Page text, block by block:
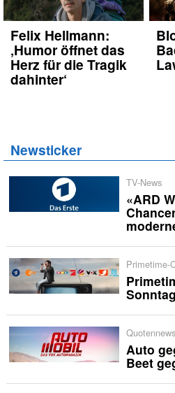
Felix Hellmann:
‚Humor öffnet das
Herz für die Tragik
dahinter‘
Newsticker
TV-News
«ARD
Primetime-
Quotennews
Auto
Beet